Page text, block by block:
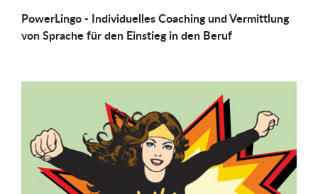
PowerLingo - Individuelles Coaching und Vermittlung
von Sprache für den Einstieg in den Beruf